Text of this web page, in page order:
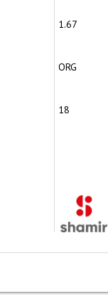
1.67
ORG
18